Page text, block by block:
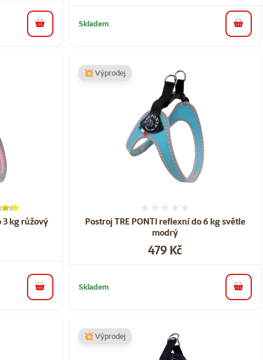
do košíku Skladem do
3 kg růžový
100%, počet hodnocení: 1
do košíku
Postroj TRE PONTI reflexní do 6 kg světle
modrý
Cena
479 Kč
💥 Výprodej
Skladem do
💥 Výprodej